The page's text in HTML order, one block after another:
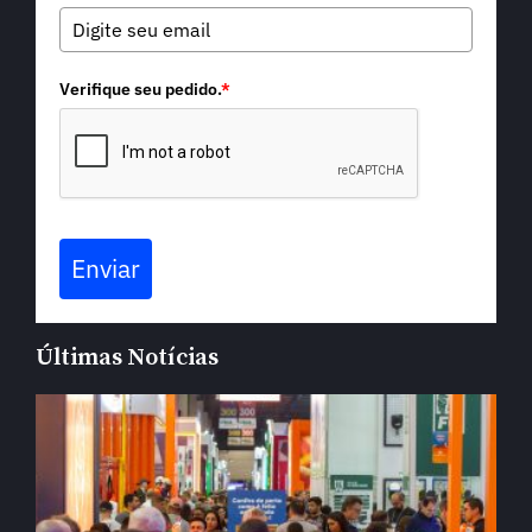
Verifique seu pedido.*
Enviar
Últimas Notícias